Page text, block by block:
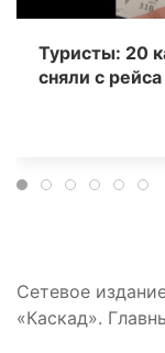
Туристы: 20
сняли с
Сетевое
«Каскад».